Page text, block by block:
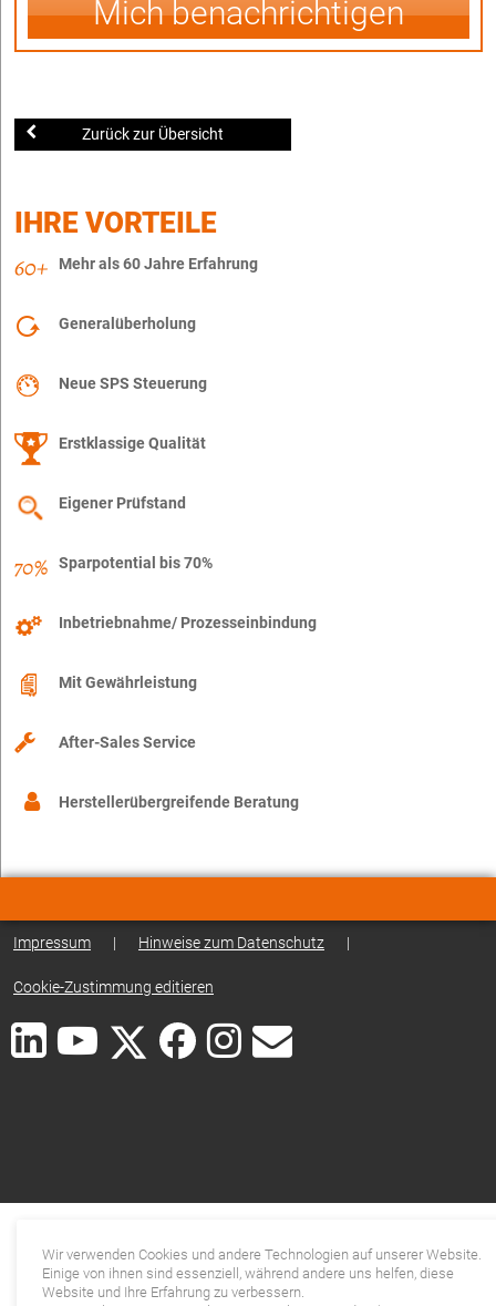
Mich benachrichtigen
Zurück zur Übersicht
IHRE VORTEILE
Mehr als 60 Jahre Erfahrung
Generalüberholung
Neue SPS Steuerung
Erstklassige Qualität
Eigener Prüfstand
Sparpotential bis 70%
Inbetriebnahme/ Prozesseinbindung
Mit Gewährleistung
After-Sales Service
Herstellerübergreifende Beratung
Impressum | Hinweise zum Datenschutz |
Cookie-Zustimmung editieren
Wir verwenden Cookies und andere Technologien auf unserer Website.
Einige von ihnen sind essenziell, während andere uns helfen, diese
Website und Ihre Erfahrung zu verbessern.